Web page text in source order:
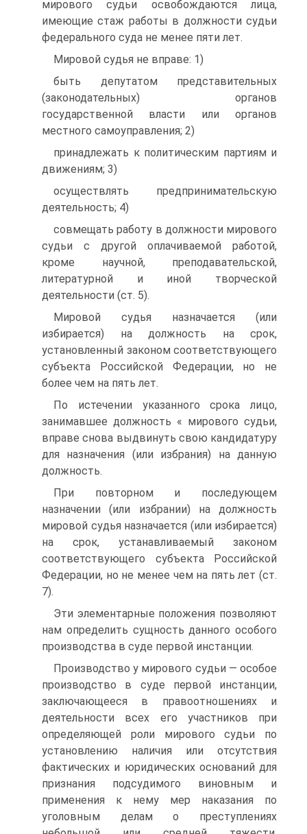
мирового судьи освобождаются лица,
имеющие стаж работы в должности судьи
федерального суда не менее пяти лет.
Мировой судья не вправе: 1)
быть депутатом представительных
(законодательных) органов
государственной власти или органов
местного самоуправления; 2)
принадлежать к политическим партиям и
движениям; 3)
осуществлять предпринимательскую
деятельность; 4)
совмещать работу в должности мирового
судьи с другой оплачиваемой работой,
кроме научной, преподавательской,
литературной и иной творческой
деятельности (ст. 5).
Мировой судья назначается (или
избирается) на должность на срок,
установленный законом соответствующего
субъекта Российской Федерации, но не
более чем на пять лет.
По истечении указанного срока лицо,
занимавшее должность « мирового судьи,
вправе снова выдвинуть свою кандидатуру
для назначения (или избрания) на данную
должность.
При повторном и последующем
назначении (или избрании) на должность
мировой судья назначается (или избирается)
на срок, устанавливаемый законом
соответствующего субъекта Российской
Федерации, но не менее чем на пять лет (ст.
7).
Эти элементарные положения позволяют
нам определить сущность данного особого
производства в суде первой инстанции.
Производство у мирового судьи — особое
производство в суде первой инстанции,
заключающееся в правоотношениях и
деятельности всех его участников при
определяющей роли мирового судьи по
установлению наличия или отсутствия
фактических и юридических оснований для
признания подсудимого виновным и
применения к нему мер наказания по
уголовным делам о преступлениях